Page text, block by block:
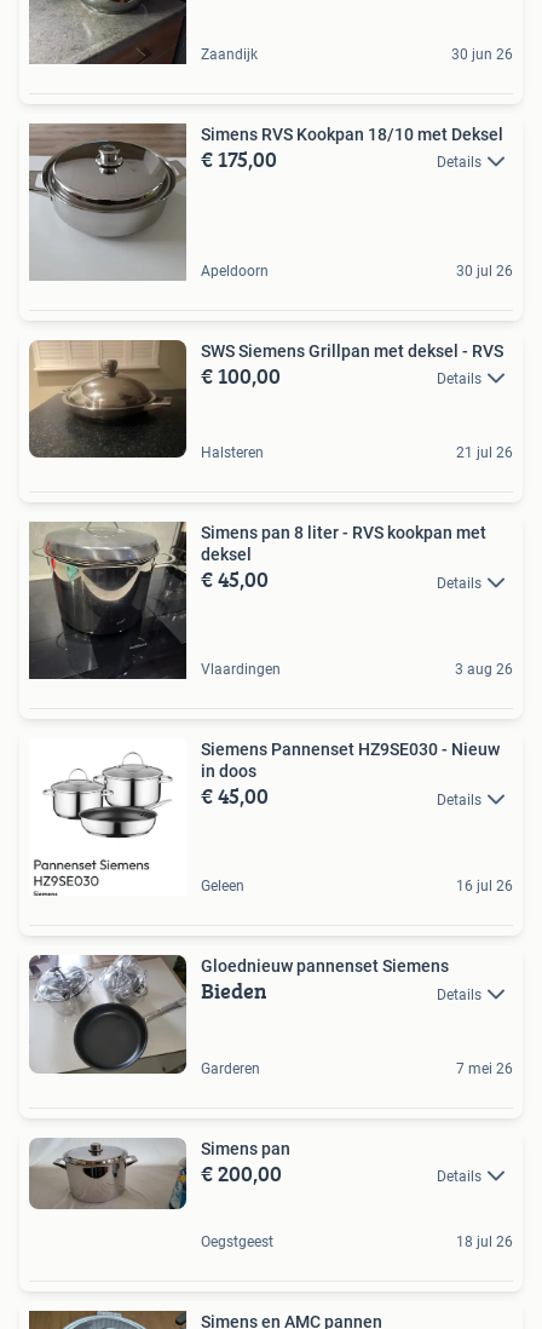
Zaandijk 30 jun 26
Simens RVS Kookpan 18/10 met Deksel
€ 175,00 Details
Apeldoorn 30 jul 26
SWS Siemens Grillpan met deksel - RVS
€ 100,00 Details
Halsteren 21 jul 26
Simens pan 8 liter - RVS kookpan met
deksel
€ 45,00 Details
Vlaardingen 3 aug 26
Siemens Pannenset HZ9SE030 - Nieuw
in doos
€ 45,00 Details
Geleen 16 jul 26
Gloednieuw pannenset Siemens
Bieden Details
Garderen 7 mei 26
Simens pan
€ 200,00 Details
Oegstgeest 18 jul 26
Simens en AMC pannen